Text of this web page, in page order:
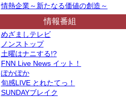
情熱企業～新たなる価値の創造～
情報番組
めざましテレビ
ノンストップ
土曜はナニする!?
FNN Live News イット！
ぽかぽか
旬感LIVE とれたてっ！
SUNDAYブレイク